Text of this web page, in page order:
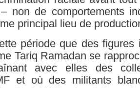
– non de comportements
principal lieu de
période que des figures
Tariq Ramadan se
avec elles des
et où des militants